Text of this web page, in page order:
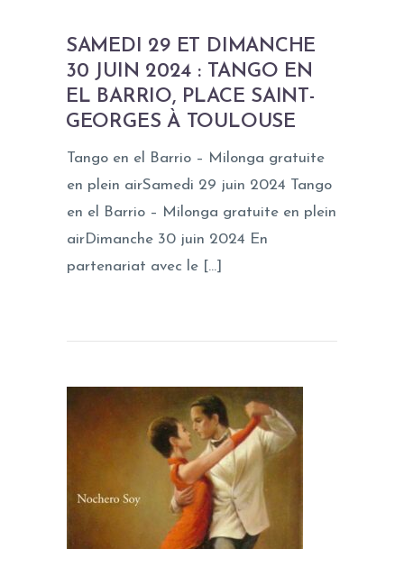
SAMEDI 29 ET DIMANCHE
30 JUIN 2024 : TANGO EN
EL BARRIO, PLACE SAINT-
GEORGES À TOULOUSE
Tango en el Barrio – Milonga gratuite
en plein airSamedi 29 juin 2024 Tango
en el Barrio – Milonga gratuite en plein
airDimanche 30 juin 2024 En
partenariat avec le […]